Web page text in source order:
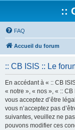
::
FAQ
Accueil du forum
:: CB ISIS :: Le
En accédant à « :: CB
« notre », « nos », « ::
vous acceptez d’être
vous n’acceptez pas
suivantes, veuillez ne
pouvons modifier ces